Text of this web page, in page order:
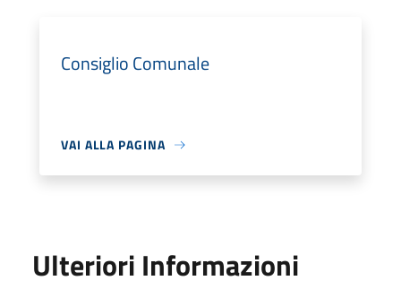
Consiglio Comunale
VAI ALLA PAGINA
Ulteriori Informazioni